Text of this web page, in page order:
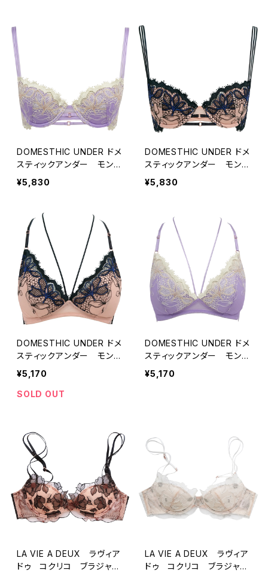
DOMESTHIC UNDER ドメ
スティックアンダー モンマ
ニフィーク ブラジャー（ラ
イラック）D2262
¥5,830
DOMESTHIC UNDER ドメ
スティックアンダー モンマ
ニフィーク ブラジャー（ブ
ラック）D2262
¥5,830
DOMESTHIC UNDER ドメ
スティックアンダー モンマ
ニフィーク ブラレット（ブラ
ック）Mサイズ D2263
¥5,170
SOLD OUT
DOMESTHIC UNDER ドメ
スティックアンダー モンマ
ニフィーク ブラレット（ライ
ラック）Mサイズ D2263
¥5,170
LA VIE A DEUX ラヴィア
ドゥ コクリコ ブラジャー
LA VIE A DEUX ラヴィア
ドゥ コクリコ ブラジャー